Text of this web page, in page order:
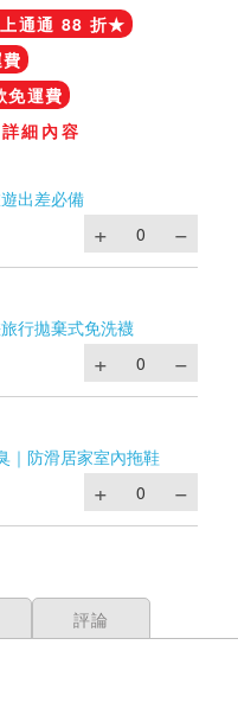
通通 88 折★
免運費
細內容
出差必備
行拋棄式免洗襪
｜防滑居家室內拖鞋
評論